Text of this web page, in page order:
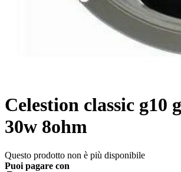
Celestion classic g10
30w 8ohm
Questo prodotto non è più disponibile
Puoi pagare con